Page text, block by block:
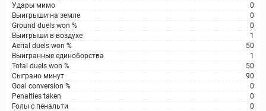
Удары мимо
0
Выигрыши на земле
0
Ground duels won %
0
Выигрыши в воздухе
1
Aerial duels won %
50
Выигранные единоборства
1
Total duels won %
50
Сыграно минут
90
Goal conversion %
0
Penalties taken
0
Голы с пенальти
0